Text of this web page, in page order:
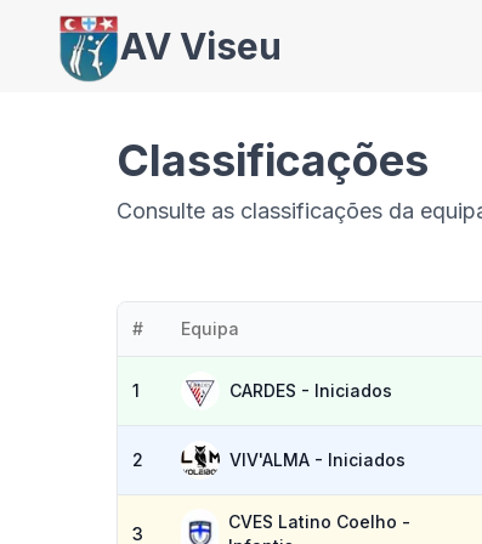
AV Viseu
Classificações
Consulte as classificações da
# Equipa
1 CARDES - Iniciados
2 VIV'ALMA - Iniciados
3
CVES Latino Coelho -